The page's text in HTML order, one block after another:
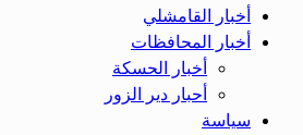
أخبار القامشلي
أخبار المحافظات
أخبار الحسكة
أحبار دير الزور
سياسة